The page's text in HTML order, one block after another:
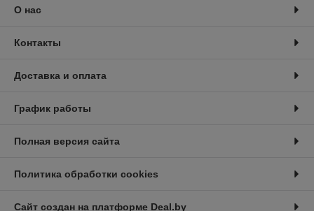
О нас
Контакты
Доставка и оплата
График работы
Полная версия сайта
Политика обработки cookies
Сайт создан на платформе Deal.by